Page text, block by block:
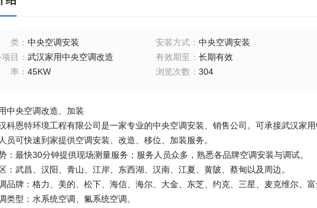
： 中央空调安装 安装方式： 中央空调安装
目 ： 武汉家用中央空调改造 有效期至 ： 长期有效
： 45KW 浏览次数 ： 304
中央空调改造、加装
恩特环境工程有限公司是一家专业的中央空调安装、销售公司。可承接武汉家
员可快速到家提供空调安装、改造、移位、加装服务。
：最快30分钟提供现场测量服务；服务人员众多，熟悉各品牌空调安装与调试。
：武昌、汉阳、青山、江岸、东西湖、汉南、江夏、黄陂、蔡甸以及周边。
品牌：格力、美的、松下、海信、海尔、大金、东芝、约克、三星、麦克维尔、富
类型：水系统空调、氟系统空调。